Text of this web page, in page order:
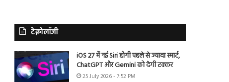
टेक्नोलॉजी
iOS 27 में नई Siri होगी पहले से ज्यादा स्मार्ट,
ChatGPT और Gemini को देगी टक्कर
25 July 2026 - 7:52 PM